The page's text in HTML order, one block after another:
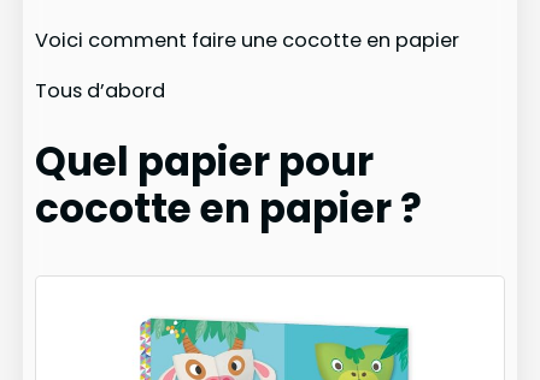
Voici comment faire une cocotte en papier
Tous d’abord
Quel papier pour
cocotte en papier ?